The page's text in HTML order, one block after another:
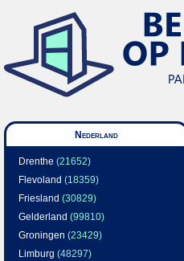
Nederland
Drenthe (21652)
Flevoland (18359)
Friesland (30829)
Gelderland (99810)
Groningen (23429)
Limburg (48297)